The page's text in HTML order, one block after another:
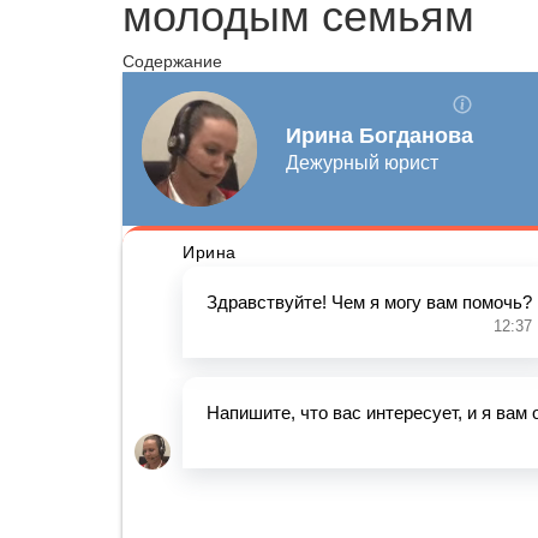
молодым семьям
Содержание